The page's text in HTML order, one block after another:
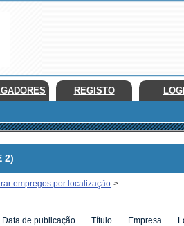
REGISTO
2)
empregos por localização >
Data de publicação Título Empresa